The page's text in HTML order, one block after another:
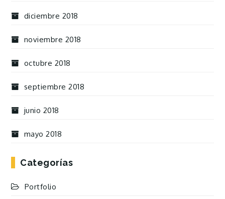
diciembre 2018
noviembre 2018
octubre 2018
septiembre 2018
junio 2018
mayo 2018
Categorías
Portfolio